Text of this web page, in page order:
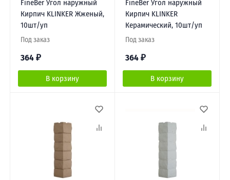
FineBer Угол наружный
Кирпич KLINKER Жженый,
10шт/уп
Под заказ
364 ₽
В корзину
FineBer Угол наружный
Кирпич KLINKER
Керамический, 10шт/уп
Под заказ
364 ₽
В корзину